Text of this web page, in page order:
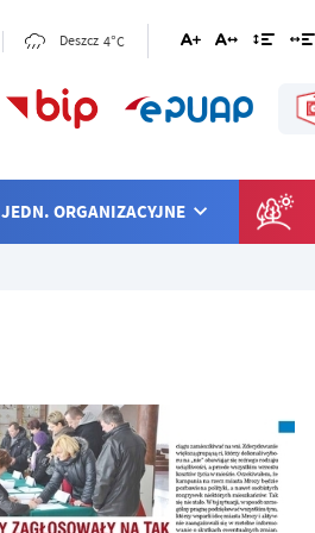
Deszcz 4°C
JEDN. ORGANIZACYJNE